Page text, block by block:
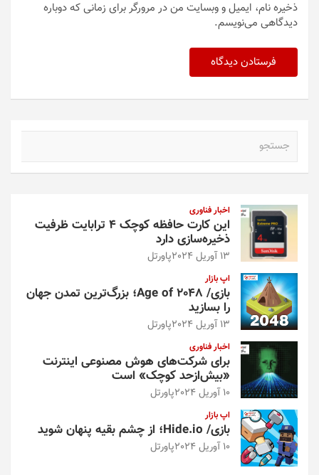
ذخیره نام، ایمیل و وبسایت من در مرورگر برای زمانی که دوباره
دیدگاهی می‌نویسم.
اخبار فناوری
این کارت حافظه کوچک ۴ ترابایت ظرفیت
ذخیره‌سازی دارد
13 آوریل 2024 پاورتل
اپ بازار
بازی/ Age of 2048؛ بزرگ‌ترین تمدن جهان
را بسازید
13 آوریل 2024 پاورتل
اخبار فناوری
برای شرکت‌های هوش مصنوعی اینترنت
«بیش‌از‌حد کوچک» است
10 آوریل 2024 پاورتل
اپ بازار
بازی/ Hide.io؛ از چشم بقیه پنهان شوید
10 آوریل 2024 پاورتل